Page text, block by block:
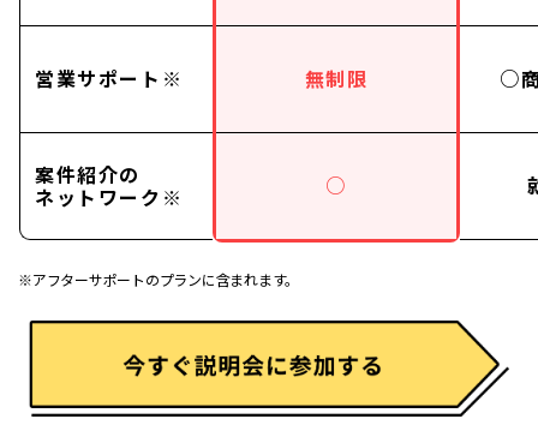
営業サポート※
案件紹介の
ネットワーク※
無制限
○
○
※アフターサポートのプランに含まれます。